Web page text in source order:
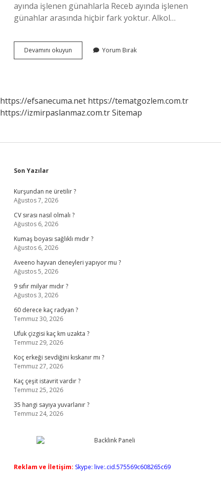
ayında işlenen günahlarla Receb ayında işlenen
günahlar arasında hiçbir fark yoktur. Alkol…
Devamını okuyun Ramazanda
Alkol
Yorum Bırak
https://efsanecuma.net https://tematgozlem.com.tr
https://izmirpaslanmaz.com.trSitemap
Sidebar
Son Yazılar
Kurşundan ne üretilir ?
Ağustos 7, 2026
CV sırası nasıl olmalı ?
Ağustos 6, 2026
Kumaş boyası sağlıklı mıdır ?
Ağustos 6, 2026
Aveeno hayvan deneyleri yapıyor mu ?
Ağustos 5, 2026
9 sıfır milyar mıdır ?
Ağustos 3, 2026
60 derece kaç radyan ?
Temmuz 30, 2026
Ufuk çizgisi kaç km uzakta ?
Temmuz 29, 2026
Koç erkeği sevdiğini kıskanır mı ?
Temmuz 27, 2026
Kaç çeşit istavrit vardır ?
Temmuz 25, 2026
35 hangi sayıya yuvarlanır ?
Temmuz 24, 2026
Reklam ve İletişim: Skype: live:.cid.575569c608265c69